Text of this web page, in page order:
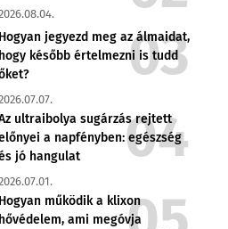
Hogyan jegyezd meg az álmaidat,
hogy később értelmezni is tudd
ultraibolya sugárzás rejtett
a napfényben: egészség
jó hangulat
Hogyan működik a klixon
hővédelem, ami megóvja